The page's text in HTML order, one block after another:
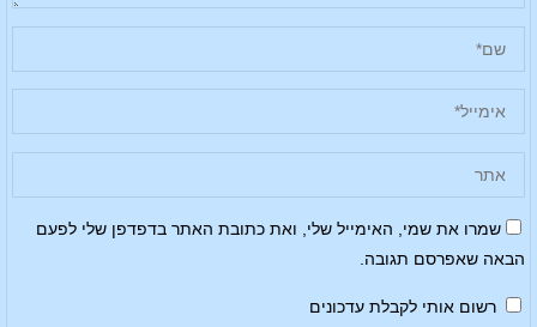
שמרו את שמי, האימייל שלי, ואת כתובת האתר בדפדפן שלי לפעם
הבאה שאפרסם תגובה.
רשום אותי לקבלת עדכונים